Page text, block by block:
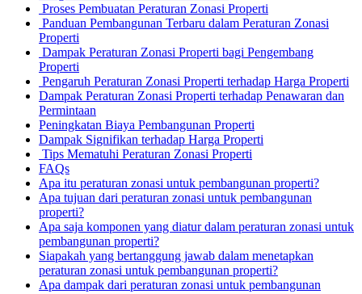
Proses Pembuatan Peraturan Zonasi Properti
Panduan Pembangunan Terbaru dalam Peraturan Zonasi
Properti
Dampak Peraturan Zonasi Properti bagi Pengembang
Properti
Pengaruh Peraturan Zonasi Properti terhadap Harga Properti
Dampak Peraturan Zonasi Properti terhadap Penawaran dan
Permintaan
Peningkatan Biaya Pembangunan Properti
Dampak Signifikan terhadap Harga Properti
Tips Mematuhi Peraturan Zonasi Properti
FAQs
Apa itu peraturan zonasi untuk pembangunan properti?
Apa tujuan dari peraturan zonasi untuk pembangunan
properti?
Apa saja komponen yang diatur dalam peraturan zonasi untuk
pembangunan properti?
Siapakah yang bertanggung jawab dalam menetapkan
peraturan zonasi untuk pembangunan properti?
Apa dampak dari peraturan zonasi untuk pembangunan